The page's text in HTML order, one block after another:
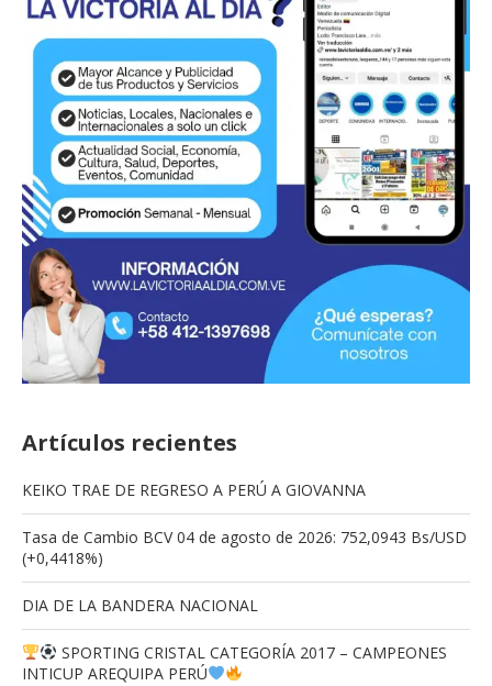
Artículos recientes
KEIKO TRAE DE REGRESO A PERÚ A GIOVANNA
Tasa de Cambio BCV 04 de agosto de 2026: 752,0943 Bs/USD
(+0,4418%)
DIA DE LA BANDERA NACIONAL
SPORTING CRISTAL CATEGORÍA 2017 – CAMPEONES
INTICUP AREQUIPA PERÚ